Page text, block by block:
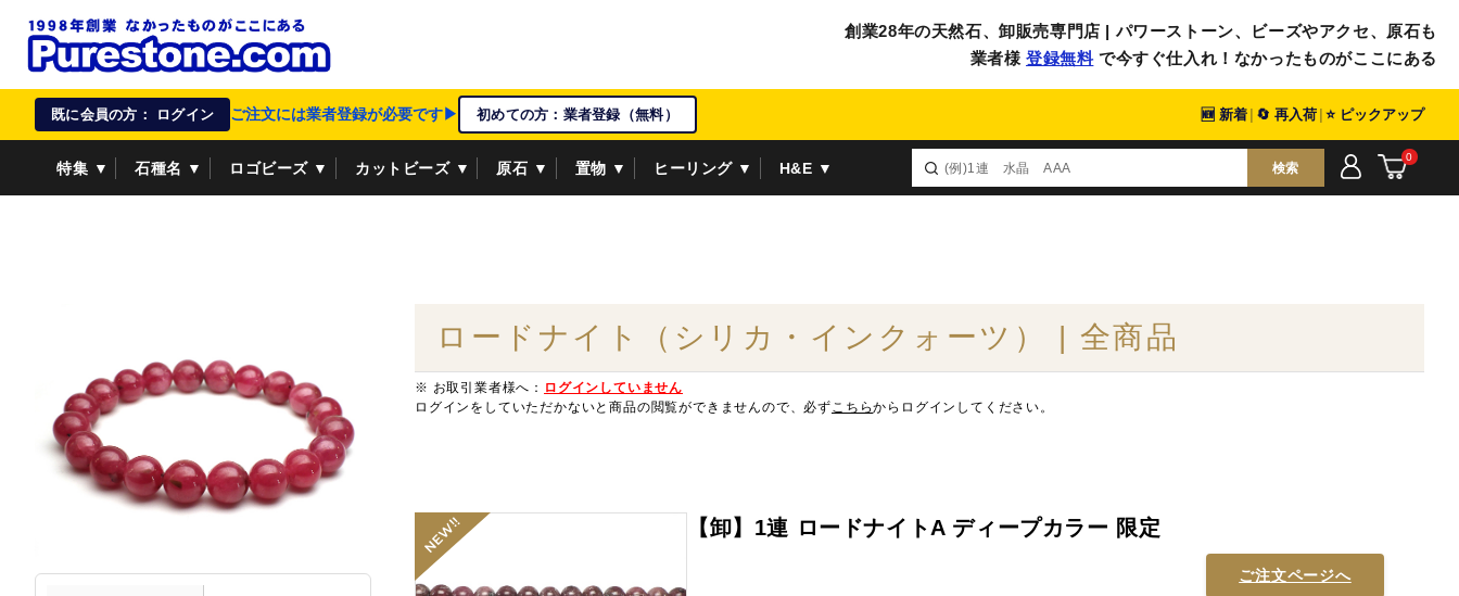
創業28年の天然石、卸販売専門店 | パワーストーン、ビーズやアクセ、原石も
業者様 登録無料で今すぐ仕入れ！なかったものがここにある
既に会員の方： ログイン ご注文には業者登録が必要です▶ 初めての方：業者登録（無料） 🆕 新着 🔄 再入荷 ⭐ ピックアップ
特集 ▼ 石種名 ▼ ロゴビーズ ▼ カットビーズ ▼ 原石 ▼ 置物 ▼ ヒーリング ▼ H&E ▼ 検索
0
ロードナイト（シリカ・インクォーツ） | 全商品
※ お取引業者様へ： ログインしていません
ログインをしていただかないと商品の閲覧ができませんので、必ずこちらからログインしてください。
【卸】1連 ロードナイトA ディープカラー 限定
ご注文ページへ